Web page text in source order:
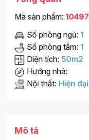
Mã sản phẩm: 10497
Số phòng ngủ: 1
Số phòng tắm: 1
Diện tích: 50m2
Hướng nhà:
Nội thất: Hiện đại
Mô tả